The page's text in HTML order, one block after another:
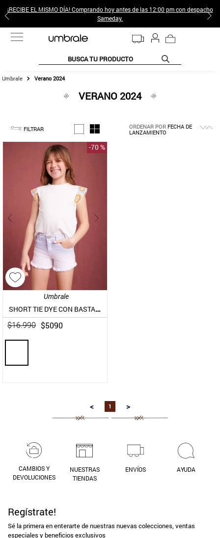
¡RECIBE EL MISMO DÍA! Comprando hoy antes de las 12:00 pm con despacho
Sameday.
BUSCA TU PRODUCTO
Verano 2024
VERANO 2024
FILTRAR ORDENAR POR FECHA DE
LANZAMIENTO
-70 %
Umbrale
SHORT TIE DYE CON BASTA DESHILACHADA
$16.990 $5090
< 1 >
CAMBIOS Y
DEVOLUCIONES
NUESTRAS
TIENDAS
ENVÍOS AYUDA
Regístrate!
Sé la primera en enterarte de nuestras nuevas colecciones, ventas
especiales y beneficios exclusivos
TÉRMINOS MÁS BUSCADOS
jeans pantalones
3.
sweter
gamulan
botas
botin
cafe
collar
9.
aros
10. blanco